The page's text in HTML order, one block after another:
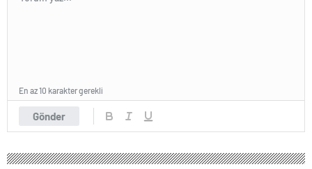
Gönder
En az 10 karakter gerekli